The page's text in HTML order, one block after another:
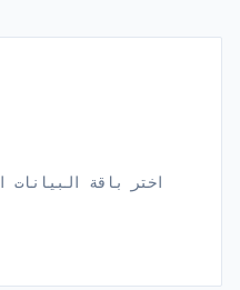
اختر باقة البيانات